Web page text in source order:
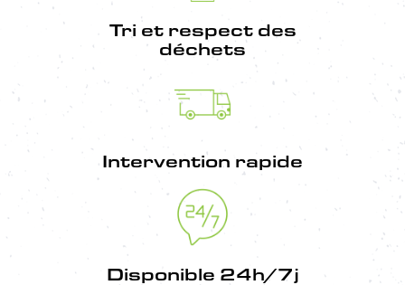
Tri et respect des
déchets
Intervention rapide
Disponible 24h/7j